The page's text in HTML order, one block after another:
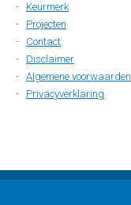
Keurmerk
Projecten
Contact
Disclaimer
Algemene voorwaarden
Privacyverklaring